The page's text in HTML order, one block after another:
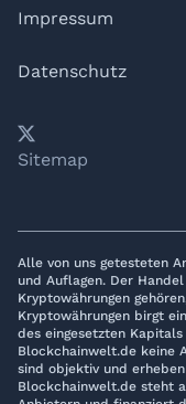
Impressum
Datenschutz
YouTube
𝕏LinkedIn
Telegram
Sitemap
Alle von uns getesteten
und Auflagen. Der
Kryptowährungen
Kryptowährungen birgt
des eingesetzten
Blockchainwelt.de keine
sind objektiv und
Blockchainwelt.de steht